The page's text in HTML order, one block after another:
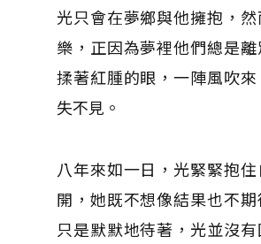
光只會在夢鄉與他擁抱，
樂，正因為夢裡他們總是
揉著紅腫的眼，一陣風吹
失不見。
八年來如一日，光緊緊抱
開，她既不想像結果也不
只是默默地待著，光並沒